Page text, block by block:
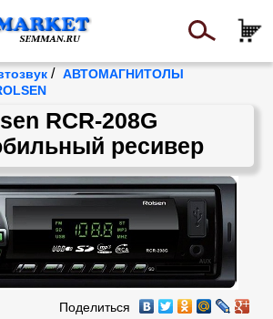
/ АВТОМАГНИТОЛЫ
RCR-208G
ресивер
Поделиться